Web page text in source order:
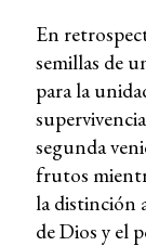
En
semillas de
para la
segunda
frutos
la distinción
de Dios y el